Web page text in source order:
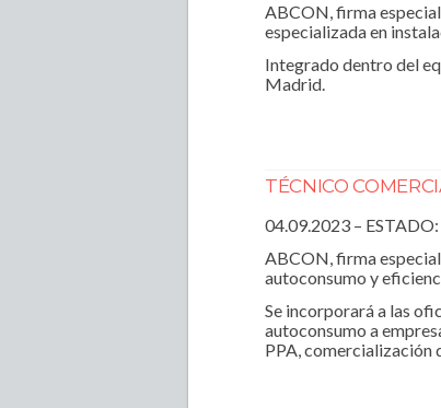
ABCON, firma
especializada en
Integrado dentro del
Madrid.
TÉCNICO
04.09.2023 –
ABCON, firma
autoconsumo y
Se incorporará a las
autoconsumo a
PPA, comercialización